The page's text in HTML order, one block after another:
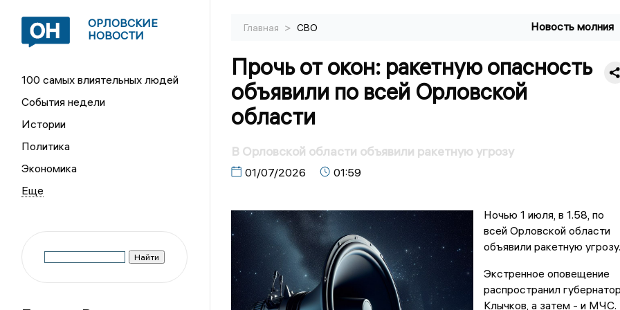
ОРЛОВСКИЕ
НОВОСТИ
100 самых влиятельных людей
События недели
Истории
Политика
Экономика
Главная > СВО Новость молния
Прочь от окон: ракетную опасность
объявили по всей Орловской
области
В Орловской области объявили ракетную угрозу
01/07/2026 01:59
Ночью 1 июля, в 1.58, по
всей Орловской области
объявили ракетную
Экстренное оповещение
распространил
Клычков, а затем - и МЧС.